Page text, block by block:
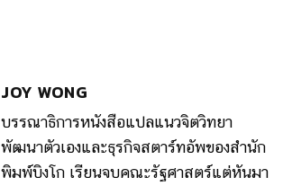
JOY WONG
บรรณาธิการหนังสือแปลแนวจิตวิทยา
พัฒนาตัวเองและธุรกิจสตาร์ทอัพของสำนัก
พิมพ์บิงโก เรียนจบคณะรัฐศาสตร์แต่หันมา